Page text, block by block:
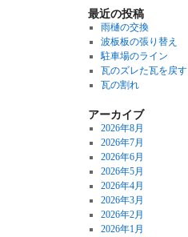
最近の投稿
雨樋の交換
波板板の張り替え
駐車場のライン
瓦のズレた瓦を戻す
瓦の割れ
アーカイブ
2026年8月
2026年7月
2026年6月
2026年5月
2026年4月
2026年3月
2026年2月
2026年1月